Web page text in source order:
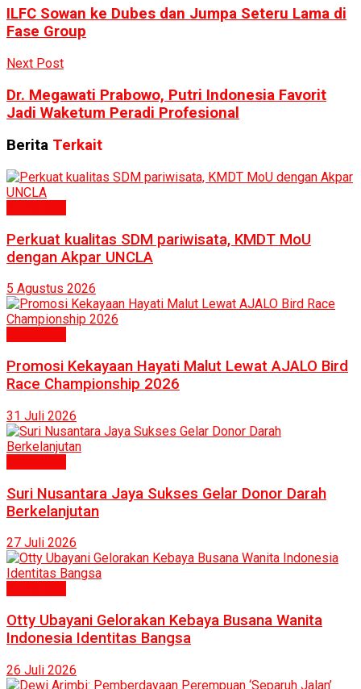
ILFC Sowan ke Dubes dan Jumpa Seteru Lama di
Fase Group
Next Post
Dr. Megawati Prabowo, Putri Indonesia Favorit
Jadi Waketum Peradi Profesional
Berita Terkait
Perkuat kualitas SDM pariwisata, KMDT MoU
dengan Akpar UNCLA
5 Agustus 2026
Promosi Kekayaan Hayati Malut Lewat AJALO Bird
Race Championship 2026
31 Juli 2026
Suri Nusantara Jaya Sukses Gelar Donor Darah
Berkelanjutan
27 Juli 2026
Otty Ubayani Gelorakan Kebaya Busana Wanita
Indonesia Identitas Bangsa
26 Juli 2026